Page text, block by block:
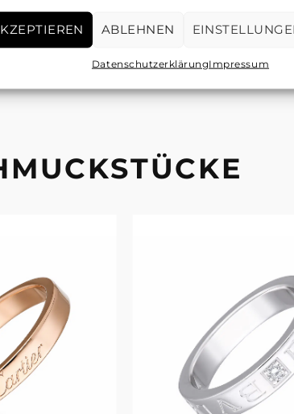
ABLEHNEN
DatenschutzerklärungImpressum
info@boutique75.de